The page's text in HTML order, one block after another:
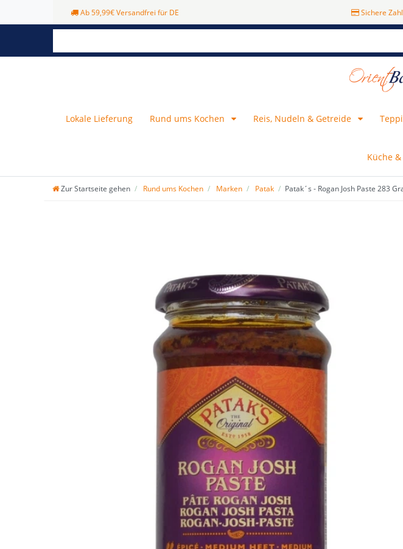
Ab 59,99€ Versandfrei für DE Sichere
Lokale Lieferung Rund ums Kochen Reis, Nudeln & Getreide
Küche
Zur Startseite gehen Rund ums Kochen Marken Patak Patak´s - Rogan Josh Paste 283